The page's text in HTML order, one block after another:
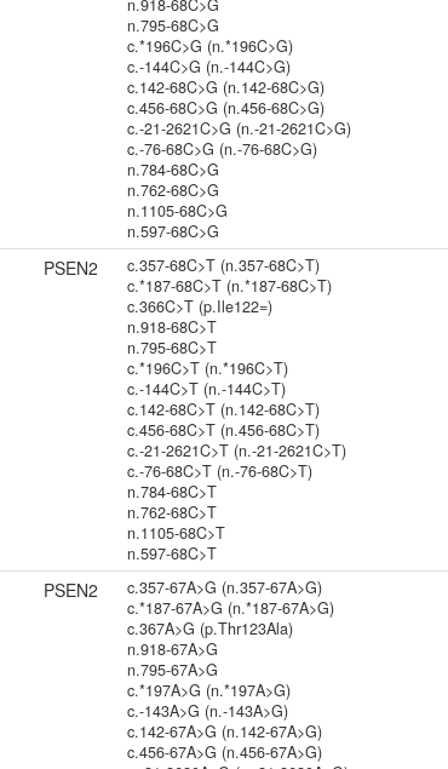
n.918-68C>G
n.795-68C>G
c.*196C>G (n.*196C>G)
c.-144C>G (n.-144C>G)
c.142-68C>G (n.142-68C>G)
c.456-68C>G (n.456-68C>G)
c.-21-2621C>G (n.-21-2621C>G)
c.-76-68C>G (n.-76-68C>G)
n.784-68C>G
n.762-68C>G
n.1105-68C>G
n.597-68C>G
PSEN2
c.357-68C>T (n.357-68C>T)
c.*187-68C>T (n.*187-68C>T)
c.366C>T (p.Ile122=)
n.918-68C>T
n.795-68C>T
c.*196C>T (n.*196C>T)
c.-144C>T (n.-144C>T)
c.142-68C>T (n.142-68C>T)
c.456-68C>T (n.456-68C>T)
c.-21-2621C>T (n.-21-2621C>T)
c.-76-68C>T (n.-76-68C>T)
n.784-68C>T
n.762-68C>T
n.1105-68C>T
n.597-68C>T
PSEN2
c.357-67A>G (n.357-67A>G)
c.*187-67A>G (n.*187-67A>G)
c.367A>G (p.Thr123Ala)
n.918-67A>G
n.795-67A>G
c.*197A>G (n.*197A>G)
c.-143A>G (n.-143A>G)
c.142-67A>G (n.142-67A>G)
c.456-67A>G (n.456-67A>G)